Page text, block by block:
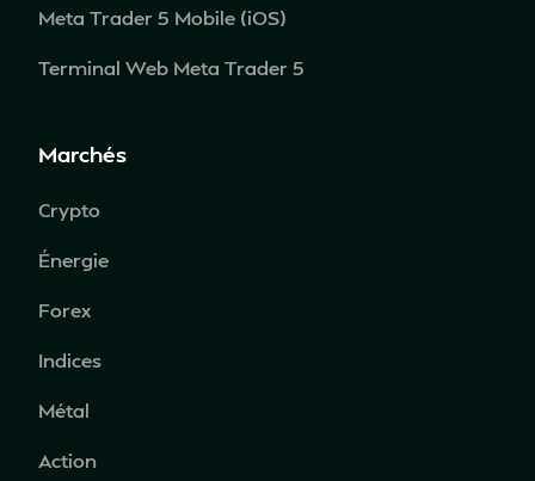
Meta Trader 5 Mobile (iOS)
Terminal Web Meta Trader 5
Marchés
Crypto
Énergie
Forex
Indices
Métal
Action